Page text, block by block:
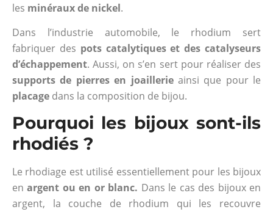
les minéraux de nickel.
Dans l’industrie automobile, le rhodium sert
fabriquer des pots catalytiques et des catalyseurs
d’échappement. Aussi, on s’en sert pour réaliser des
supports de pierres en joaillerieainsi que pour le
placage dans la composition de bijou.
Pourquoi les bijoux sont-ils
rhodiés ?
Le rhodiage est utilisé essentiellement pour les bijoux
enargent ou en or blanc. Dans le cas des bijoux en
argent, la couche de rhodium qui les recouvre